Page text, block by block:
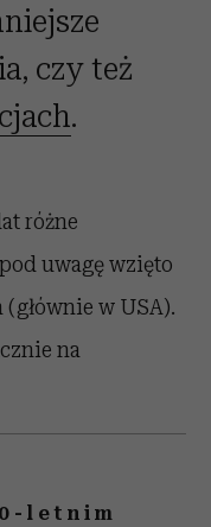
czy też
.
różne
uwagę wzięto
w USA).
na
letnim